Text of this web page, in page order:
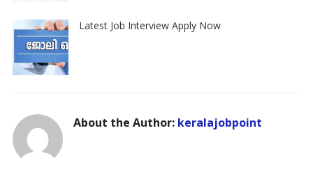
Latest Job Interview Apply Now
About the Author: keralajobpoint